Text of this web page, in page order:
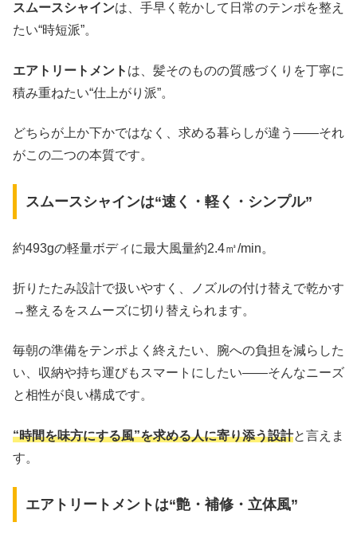
スムースシャインは、手早く乾かして日常のテンポを整え
たい“時短派”。
エアトリートメント は、髪そのものの質感づくりを丁寧に
積み重ねたい“仕上がり派”。
どちらが上か下かではなく、求める暮らしが違う――それ
がこの二つの本質です。
スムースシャインは“速く・軽く・シンプル”
約493gの軽量ボディに最大風量約2.4㎥/min。
折りたたみ設計で扱いやすく、ノズルの付け替えで乾かす
→整えるをスムーズに切り替えられます。
毎朝の準備をテンポよく終えたい、腕への負担を減らした
い、収納や持ち運びもスマートにしたい――そんなニーズ
と相性が良い構成です。
“時間を味方にする風”を求める人に寄り添う設計と言えま
す。
エアトリートメントは“艶・補修・立体風”